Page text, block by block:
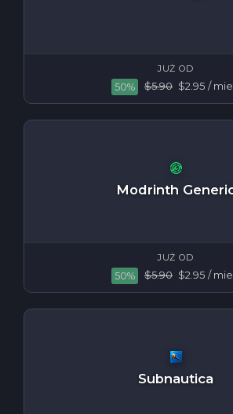
JUŻ OD
50% $5.90 $2.95 /
Modrinth
JUŻ OD
50% $5.90 $2.95 /
Subnautica